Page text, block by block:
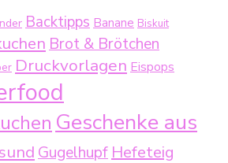
Backtipps Banane Biskuit
Brot & Brötchen
Druckvorlagen Eispops
Geschenke aus
Gugelhupf Hefeteig